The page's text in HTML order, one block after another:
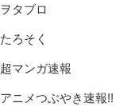
ヲタブロ
たろそく
超マンガ速報
アニメつぶやき速報!!